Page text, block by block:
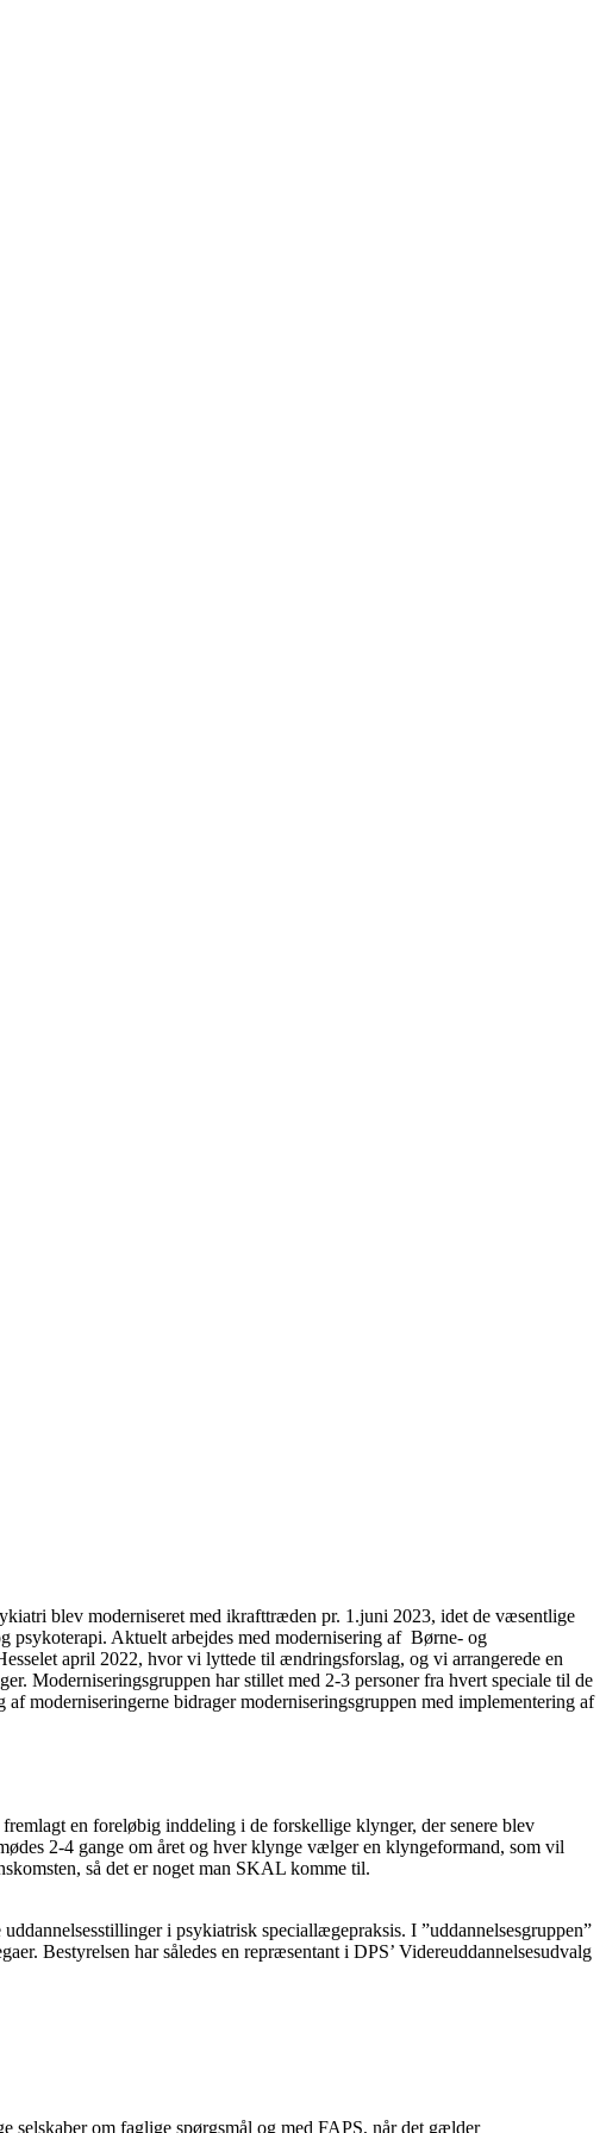
blev moderniseret med ikrafttræden pr. 1.juni 2023, idet de væsentlige
psykoterapi. Aktuelt arbejdes med modernisering af Børne- og
april 2022, hvor vi lyttede til ændringsforslag, og vi arrangerede en
Moderniseringsgruppen har stillet med 2-3 personer fra hvert speciale til de
moderniseringerne bidrager moderniseringsgruppen med implementering af
en foreløbig inddeling i de forskellige klynger, der senere blev
2-4 gange om året og hver klynge vælger en klyngeformand, som vil
så det er noget man SKAL komme til.
i psykiatrisk speciallægepraksis. I ”uddannelsesgruppen”
Bestyrelsen har således en repræsentant i DPS’ Videreuddannelsesudvalg
selskaber om faglige spørgsmål og med FAPS, når det gælder